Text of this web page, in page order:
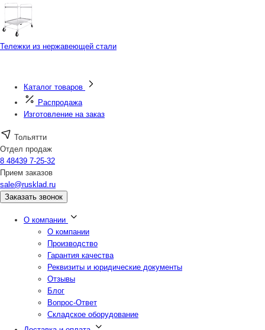
Тележки из нержавеющей стали
Каталог товаров
Распродажа
Изготовление на заказ
Тольятти
Отдел продаж
8 48439 7-25-32
Прием заказов
sale@rusklad.ru
Заказать звонок
О компании
О компании
Производство
Гарантия качества
Реквизиты и юридические документы
Отзывы
Блог
Вопрос-Ответ
Складское оборудование